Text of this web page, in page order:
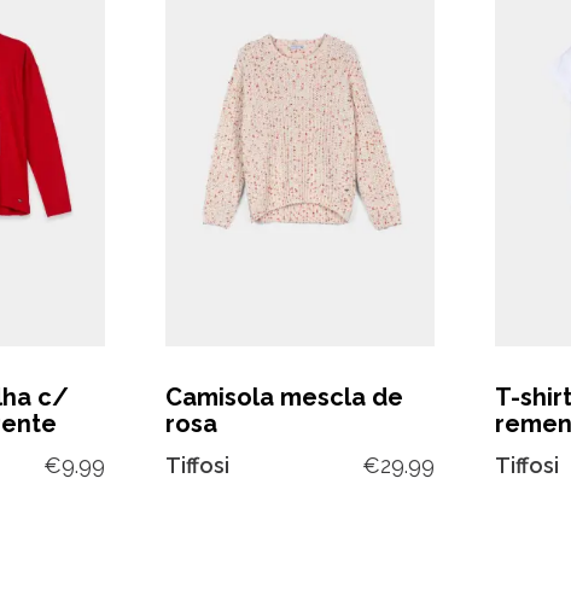
c/
€9.99
Camisola mescla de
rosa
Tiffosi €29.99
T-
Tiffosi